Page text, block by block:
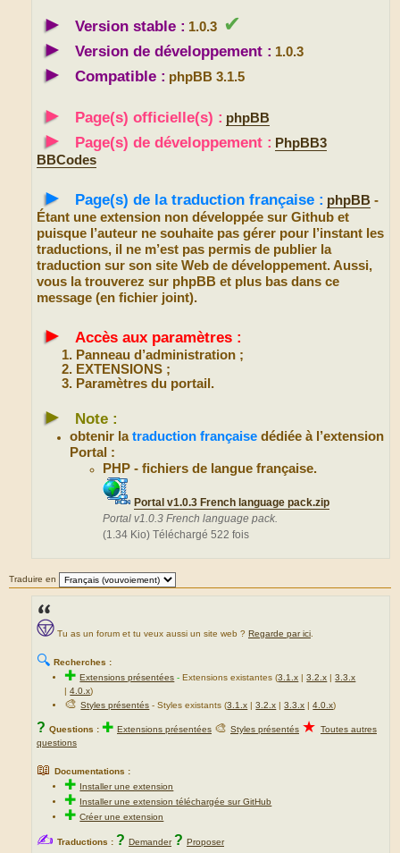
► Version stable : 1.0.3 ✔
►
Version de développement : 1.0.3
► Compatible : phpBB 3.1.5
► Page(s) officielle(s) : phpBB
► Page(s) de développement : PhpBB3
BBCodes
► Page(s) de la traduction française : phpBB -
Étant une extension non développée sur Github et
puisque l’auteur ne souhaite pas gérer pour l’instant les
traductions, il ne m’est pas permis de publier la
traduction sur son site Web de développement. Aussi,
vous la trouverez sur phpBB et plus bas dans ce
message (en fichier joint).
► Accès aux paramètres :
Panneau d’administration ;
EXTENSIONS ;
Paramètres du portail.
► Note :
obtenir latraduction française dédiée à l’extension
Portal :
PHP - fichiers de langue française.
Portal v1.0.3 French language pack.zip
Portal v1.0.3 French language pack.
(1.34 Kio) Téléchargé 522 fois
Traduire en
Tu as un forum et tu veux aussi un site web ? Regarde par ici
🔍 Recherches :
✚Extensions présentées -Extensions existantes (3.1.x |3.2.x |3.3.x
|4.0.x)
🎨Styles présentés - Styles existants (3.1.x |3.2.x |3.3.x |4.0.x)
? Questions : ✚ Extensions présentées 🎨 Styles présentés ★ Toutes autres
questions
📖 Documentations :
✚ Installer une extension
✚ Installer une extension téléchargée sur GitHub
✚Créer une extension
✍ Traductions : ? Demander ? Proposer